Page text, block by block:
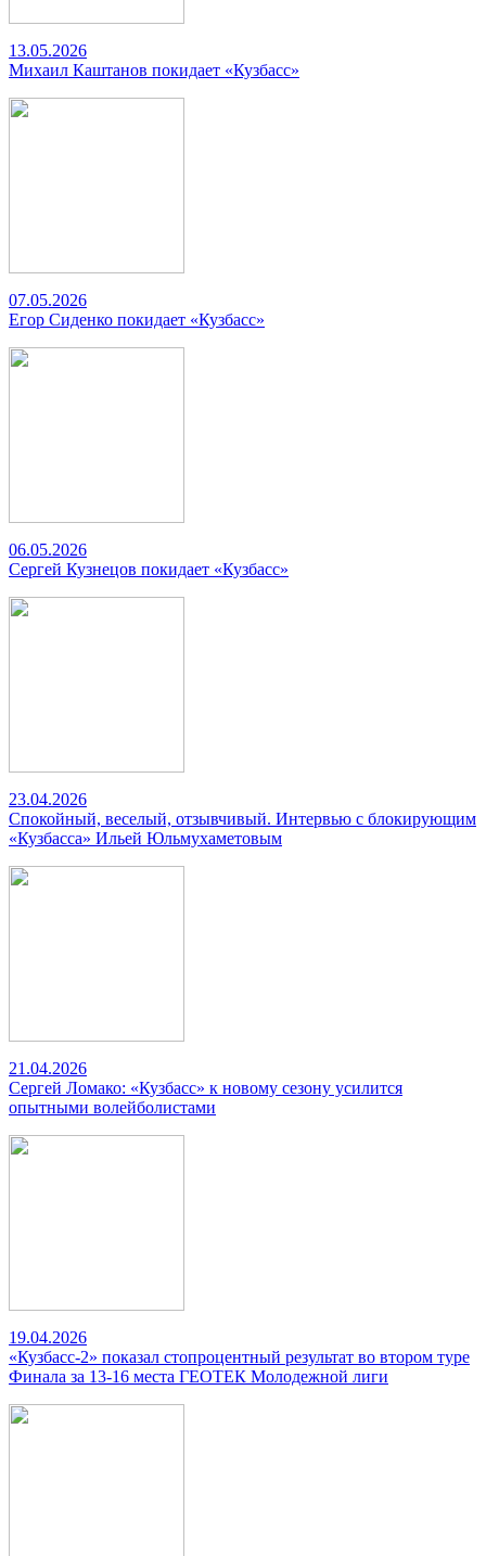
13.05.2026
Михаил Каштанов покидает «Кузбасс»
07.05.2026
Егор Сиденко покидает «Кузбасс»
06.05.2026
Сергей Кузнецов покидает «Кузбасс»
23.04.2026
Спокойный, веселый, отзывчивый. Интервью с блокирующим
«Кузбасса» Ильей Юльмухаметовым
21.04.2026
Сергей Ломако: «Кузбасс» к новому сезону усилится
опытными волейболистами
19.04.2026
«Кузбасс-2» показал стопроцентный результат во втором туре
Финала за 13-16 места ГЕОТЕК Молодежной лиги